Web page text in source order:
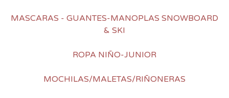
MASCARAS - GUANTES-MANOPLAS SNOWBOARD
& SKI
ROPA NIÑO-JUNIOR
MOCHILAS/MALETAS/RIÑONERAS